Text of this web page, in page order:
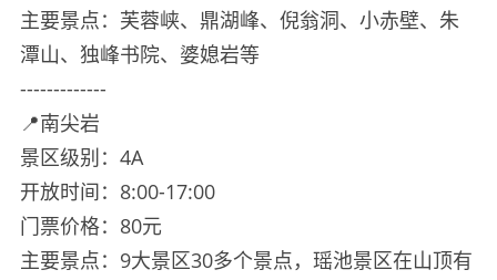
主要景点：芙蓉峡、鼎湖峰、倪翁洞、小赤壁、朱
潭山、独峰书院、婆媳岩等
-------------
📍南尖岩
景区级别：4A
开放时间：8:00-17:00
门票价格：80元
主要景点：9大景区30多个景点，瑶池景区在山顶有